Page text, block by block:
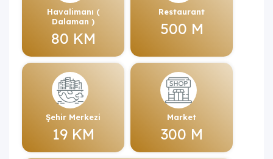
Havalimanı (
Dalaman )
80 KM
Restaurant
500 M
Şehir Merkezi
19 KM
Market
300 M